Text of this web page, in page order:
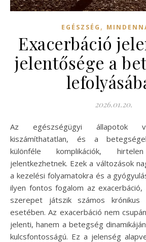
EGÉSZSÉG ,
Exacerbáció
jelentősége a
2026.01.20.
Az egészségügyi állapotok változása gyakran
kiszámíthatatlan, és a
különféle komplikációk,
jelentkezhetnek. Ezek a változások
a kezelési folyamatokra és a
ilyen fontos fogalom az exacerbáció,
szerepet játszik számos
esetében. Az exacerbáció nem
jelenti, hanem a betegség
kulcsfontosságú. Ez a jelenség